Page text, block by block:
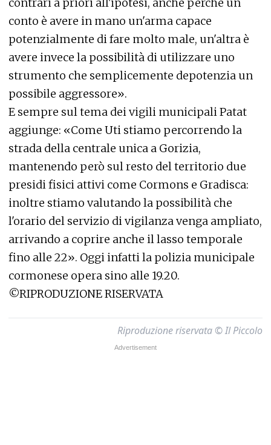
conto è avere in mano un'arma capace
potenzialmente di fare molto male, un'altra è
avere invece la possibilità di utilizzare uno
strumento che semplicemente depotenzia un
possibile aggressore».
E sempre sul tema dei vigili municipali Patat
aggiunge: «Come Uti stiamo percorrendo la
strada della centrale unica a Gorizia,
mantenendo però sul resto del territorio due
presidi fisici attivi come Cormons e Gradisca:
inoltre stiamo valutando la possibilità che
l'orario del servizio di vigilanza venga ampliato,
arrivando a coprire anche il lasso temporale
fino alle 22». Oggi infatti la polizia municipale
cormonese opera sino alle 19.20.
©RIPRODUZIONE RISERVATA
Riproduzione riservata © Il Piccolo